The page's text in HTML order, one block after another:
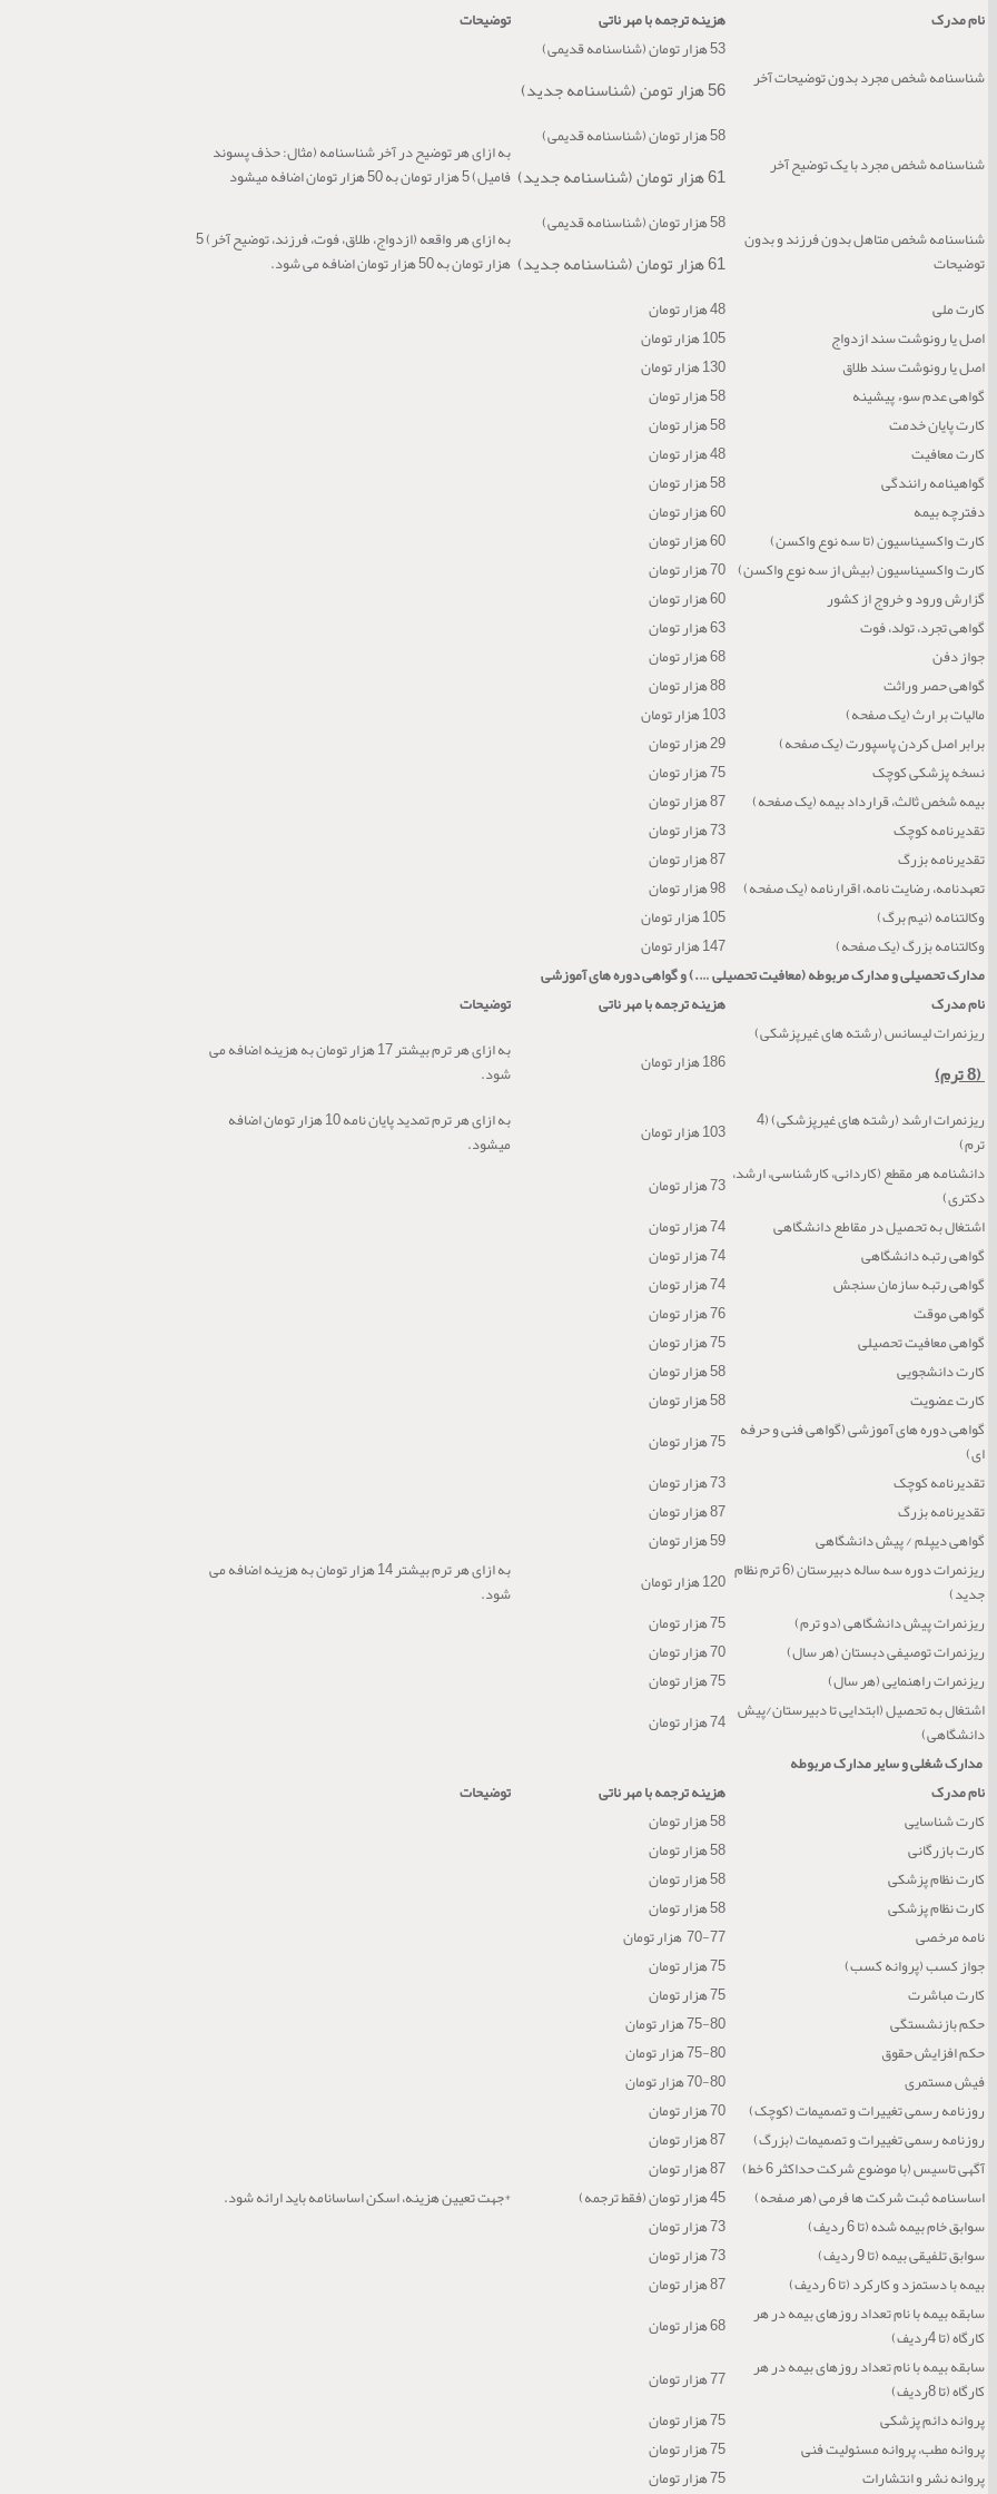
نام مدرک
هزینه ترجمه با مهر ناتی
توضیحات
شناسنامه شخص مجرد بدون توضیحات آخر
53 هزار تومان (شناسنامه قدیمی)
56 هزار تومن (شناسنامه جدید)
شناسنامه شخص مجرد با یک توضیح آخر
58 هزار تومان (شناسنامه قدیمی)
61 هزار تومان (شناسنامه جدید)
به ازای هر توضیح در آخر شناسنامه (مثال: حذف پسوند
فامیل) 5 هزار تومان به 50 هزار تومان اضافه میشود
شناسنامه شخص متاهل بدون فرزند و بدون
توضیحات
58 هزار تومان (شناسنامه قدیمی)
61 هزار تومان (شناسنامه جدید)
به ازای هر واقعه (ازدواج، طلاق، فوت، فرزند، توضیح آخر) 5
هزار تومان به 50 هزار تومان اضافه می شود.
کارت ملی
48 هزار تومان
اصل یا رونوشت سند ازدواج
105 هزار تومان
اصل یا رونوشت سند طلاق
130 هزار تومان
گواهی عدم سوء پیشینه
58 هزار تومان
کارت پایان خدمت
58 هزار تومان
کارت معافیت
48 هزار تومان
گواهینامه رانندگی
58 هزار تومان
دفترچه بیمه
60 هزار تومان
کارت واکسیناسیون (تا سه نوع واکسن)
60 هزار تومان
کارت واکسیناسیون (بیش از سه نوع واکسن) 70 هزار تومان
گزارش ورود و خروج از کشور
60 هزار تومان
گواهی تجرد، تولد، فوت
63 هزار تومان
جواز دفن
68 هزار تومان
گواهی حصر وراثت
88 هزار تومان
مالیات بر ارث (یک صفحه)
103 هزار تومان
برابر اصل کردن پاسپورت (یک صفحه)
29 هزار تومان
نسخه پزشکی کوچک
75 هزار تومان
بیمه شخص ثالث، قرارداد بیمه (یک صفحه)
87 هزار تومان
تقدیرنامه کوچک
73 هزار تومان
تقدیرنامه بزرگ
87 هزار تومان
تعهدنامه، رضایت نامه، اقرارنامه (یک صفحه)
98 هزار تومان
وکالتنامه (نیم برگ)
105 هزار تومان
وکالتنامه بزرگ (یک صفحه)
147 هزار تومان
مدارک تحصیلی و مدارک مربوطه (معافیت تحصیلی ….) و گواهی دوره های آموزشی
نام مدرک
هزینه ترجمه با مهر ناتی
توضیحات
ریزنمرات لیسانس (رشته های غیرپزشکی)
(8 ترم) 186 هزار تومان
به ازای هر ترم بیشتر 17 هزار تومان به هزینه اضافه می
شود.
ریزنمرات ارشد (رشته های غیرپزشکی) (4
ترم)
103 هزار تومان
به ازای هر ترم تمدید پایان نامه 10 هزار تومان اضافه
میشود.
دانشنامه هر مقطع (کاردانی، کارشناسی، ارشد،
دکتری)
73 هزار تومان
اشتغال به تحصیل در مقاطع دانشگاهی
74 هزار تومان
گواهی رتبه دانشگاهی
74 هزار تومان
گواهی رتبه سازمان سنجش
74 هزار تومان
گواهی موقت
76 هزار تومان
گواهی معافیت تحصیلی
75 هزار تومان
کارت دانشجویی
58 هزار تومان
کارت عضویت
58 هزار تومان
گواهی دوره های آموزشی (گواهی فنی و حرفه
ای)
75 هزار تومان
تقدیرنامه کوچک
73 هزار تومان
تقدیرنامه بزرگ
87 هزار تومان
گواهی دیپلم / پیش دانشگاهی
59 هزار تومان
ریزنمرات دوره سه ساله دبیرستان (6 ترم نظام
جدید)
120 هزار تومان
به ازای هر ترم بیشتر 14 هزار تومان به هزینه اضافه می
شود.
ریزنمرات پیش دانشگاهی (دو ترم)
75 هزار تومان
ریزنمرات توصیفی دبستان (هر سال)
70 هزار تومان
ریزنمرات راهنمایی (هر سال)
75 هزار تومان
اشتغال به تحصیل (ابتدایی تا دبیرستان/پیش
دانشگاهی)
74 هزار تومان
مدارک شغلی و سایر مدارک مربوطه
نام مدرک
هزینه ترجمه با مهر ناتی
توضیحات
کارت شناسایی
58 هزار تومان
کارت بازرگانی
58 هزار تومان
کارت نظام پزشکی
58 هزار تومان
کارت نظام پزشکی
58 هزار تومان
نامه مرخصی
70-77 هزار تومان
جواز کسب (پروانه کسب)
75 هزار تومان
کارت مباشرت
75 هزار تومان
حکم بازنشستگی
75-80 هزار تومان
حکم افزایش حقوق
75-80 هزار تومان
فیش مستمری
70-80 هزار تومان
روزنامه رسمی تغییرات و تصمیمات (کوچک)
70 هزار تومان
روزنامه رسمی تغییرات و تصمیمات (بزرگ)
87 هزار تومان
آگهی تاسیس (با موضوع شرکت حداکثر 6 خط)
87 هزار تومان
اساسنامه ثبت شرکت ها فرمی (هر صفحه)
45 هزار تومان (فقط ترجمه)
*جهت تعیین هزینه، اسکن اساسانامه باید ارائه شود.
سوابق خام بیمه شده (تا 6 ردیف)
73 هزار تومان
سوابق تلفیقی بیمه (تا 9 ردیف)
73 هزار تومان
بیمه با دستمزد و کارکرد (تا 6 ردیف)
87 هزار تومان
سابقه بیمه با نام تعداد روزهای بیمه در هر
کارگاه (تا 4ردیف)
68 هزار تومان
سابقه بیمه با نام تعداد روزهای بیمه در هر
کارگاه (تا 8ردیف)
77 هزار تومان
پروانه دائم پزشکی
75 هزار تومان
پروانه مطب، پروانه مسئولیت فنی
75 هزار تومان
پروانه نشر و انتشارات
75 هزار تومان